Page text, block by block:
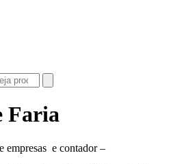
Faria
empresas e contador –